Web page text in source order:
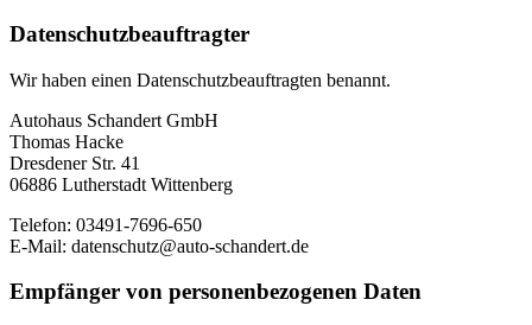
Datenschutz­beauftragter
Wir haben einen Datenschutzbeauftragten benannt.
Autohaus Schandert GmbH
Thomas Hacke
Dresdener Str. 41
06886 Lutherstadt Wittenberg
Telefon: 03491-7696-650
E-Mail: datenschutz@auto-schandert.de
Empfänger von personenbezogenen Daten